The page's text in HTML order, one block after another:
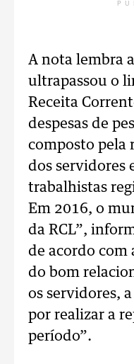
A nota lembra
ultrapassou o
Receita
despesas de
composto pela
dos servidores
trabalhistas
Em 2016, o
da RCL”,
de acordo com
do bom
os servidores,
por realizar a
período”.